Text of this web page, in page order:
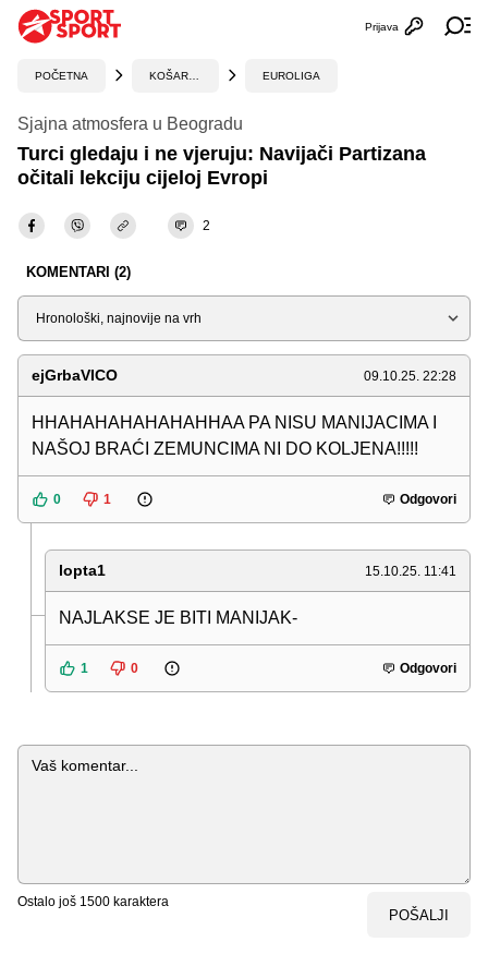
Otvori
Prijava
POČETNA EUROLIGA
Sjajna atmosfera u Beogradu
Turci gledaju i ne vjeruju: Navijači Partizana
očitali lekciju cijeloj Evropi
2
KOMENTARI (2)
Sortiraj
ejGrbaVICO 09.10.25. 22:28
HHAHAHAHAHAHAHHAA PA NISU MANIJACIMA I
NAŠOJ BRAĆI ZEMUNCIMA NI DO KOLJENA!!!!!
0 1 Odgovori
lopta1 15.10.25. 11:41
NAJLAKSE JE BITI MANIJAK-
1 0 Odgovori
Komentar
Ostalo još 1500 karaktera
POŠALJI